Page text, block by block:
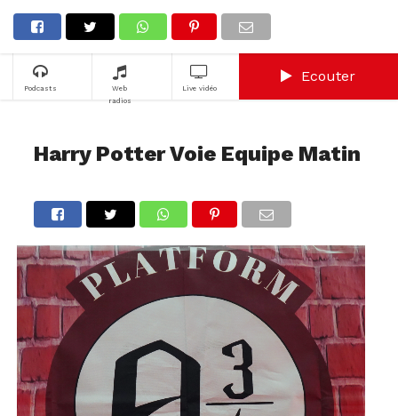
Podcasts
Web
radios
Live vidéo
Ecouter
Harry Potter Voie Equipe Matin